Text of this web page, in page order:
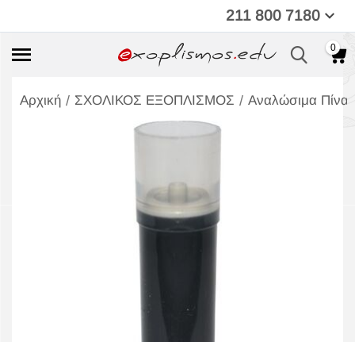
211 800 7180
0
Αρχική / ΣΧΟΛΙΚΟΣ ΕΞΟΠΛΙΣΜΟΣ / Αναλώσιμα